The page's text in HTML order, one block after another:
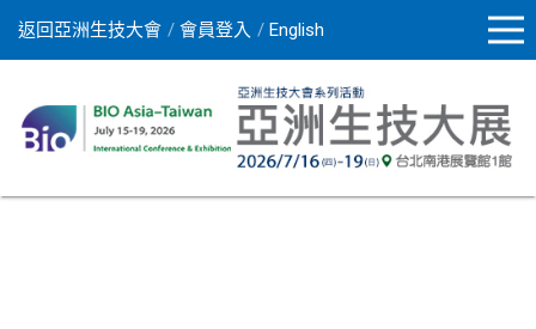
返回亞洲生技大會 會員登入 English